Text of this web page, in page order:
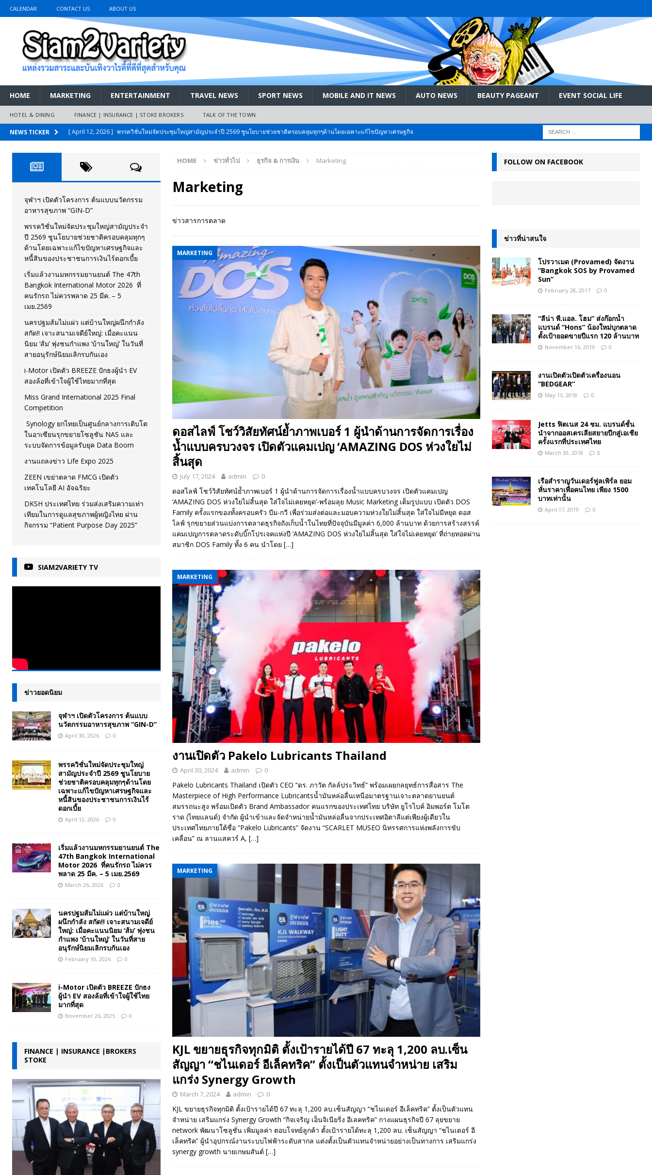
CALENDAR CONTACT US ABOUT US
HOME MARKETING ENTERTAINMENT TRAVEL NEWS SPORT NEWS MOBILE AND IT NEWS AUTO NEWS BEAUTY PAGEANT EVENT SOCIAL LIFE
HOTEL & DINING FINANCE | INSURANCE | STOKE BROKERS TALK OF THE TOWN
NEWS TICKER [ April 12, 2026 ] พรรควิชั่นใหม่จัดประชุมใหญ่สามัญประจำปี 2569 ชูนโยบายช่วยชาติครอบคลุมทุกๆด้านโดยเฉพาะแก้ไขปัญหาเศรษฐกิจ
[ March 26, 2026 ]
เริ่มแล้วงานมหกรรมยานยนต์ The 47th Bangkok International Motor 2026 ที่คนรักรถ ไม่ควรพลาด 25 มีค. – 5
เมย.2569
AUTO NEWS
[ February 10, 2026 ] นครปฐมส้มไม่แผ่ว แต่บ้านใหญ่ผนึกกำลัง สกัด!! เจาะสนามเจดีย์ใหญ่: เมื่อคะแนนนิยม ‘ส้ม’ พุ่งชนกำแพง ‘บ้านใหญ่’ ใน
วันที่สายอนุรักษ์นิยมเลิกรบกันเอง
[ November 26, 2025 ] i-Motor เปิดตัว BREEZE ปักธงผู้นำ EV สองล้อที่เข้าใจผู้ใช้ไทยมากที่สุด
[ April 30, 2026 ] จุฬาฯ เปิดตัวโครงการ ต้นแบบนวัตกรรมอาหารสุขภาพ “GIN-D” EVENT SOCIAL LIFE
HOME ข่าวทั่วไป ธุรกิจ & การเงิน Marketing
Marketing
ข่าวสารการตลาด
MARKETING
ดอสไลฟ์ โชว์วิสัยทัศน์ย้ำภาพเบอร์ 1 ผู้นำด้านการจัดการเรื่อง
น้ำแบบครบวงจร เปิดตัวแคมเปญ ‘AMAZING DOS ห่วงใยไม่
สิ้นสุด
July 17, 2024 admin 0
ดอสไลฟ์ โชว์วิสัยทัศน์ย้ำภาพเบอร์ 1 ผู้นำด้านการจัดการเรื่องน้ำแบบครบวงจร เปิดตัวแคมเปญ
‘AMAZING DOS ห่วงใยไม่สิ้นสุด ใส่ใจไม่เคยหยุด’-พร้อมลุย Music Marketing เต็มรูปแบบ เปิดตัว DOS
Family ครั้งแรกของทั้งครอบครัว บีม-กวี เพื่อร่วมส่งต่อและมอบความห่วงใยไม่สิ้นสุด ใส่ใจไม่มีหยุด ดอส
ไลฟ์ รุกขยายส่วนแบ่งการตลาดธุรกิจถังเก็บน้ำในไทยที่ปัจจุบันมีมูลค่า 6,000 ล้านบาท ด้วยการสร้างสรรค์
แคมเปญการตลาดระดับบิ๊กโปรเจคแห่งปี ‘AMAZING DOS ห่วงใยไม่สิ้นสุด ใส่ใจไม่เคยหยุด’ ที่ถ่ายทอดผ่าน
สมาชิก DOS Family ทั้ง 6 คน นำโดย […]
MARKETING
งานเปิดตัว Pakelo Lubricants Thailand
April 30, 2024 admin 0
Pakelo Lubricants Thailand เปิดตัว CEO “ดร. ภาวัต กัลล์ประวิทธ์” พร้อมเผยกลยุทธ์การสื่อสาร The
Masterpiece of High Performance Lubricantsน้ำมันหล่อลื่นเหนือมาตรฐานเจาะตลาดยานยนต์
สมรรถนะสูง พร้อมเปิดตัว Brand Ambassador คนแรกของประเทศไทย บริษัท ยูโรไบค์ อิมพอร์ต โมโต
ราด (ไทยแลนด์) จำกัด ผู้นำเข้าและจัดจำหน่ายน้ำมันหล่อลื่นจากประเทศอิตาลีแต่เพียงผู้เดียวใน
ประเทศไทยภายใต้ชื่อ “Pakelo Lubricants” จัดงาน “SCARLET MUSEO นิทรรศการแห่งพลังการขับ
เคลื่อน” ณ ลานแสควร์ A, […]
MARKETING
KJL ขยายธุรกิจทุกมิติ ตั้งเป้ารายได้ปี 67 ทะลุ 1,200 ลบ.เซ็น
สัญญา “ชไนเดอร์ อีเล็คทริค” ตั้งเป็นตัวแทนจำหน่าย เสริม
แกร่ง Synergy Growth
March 7, 2024 admin 0
KJL ขยายธุรกิจทุกมิติ ตั้งเป้ารายได้ปี 67 ทะลุ 1,200 ลบ.เซ็นสัญญา “ชไนเดอร์ อีเล็คทริค” ตั้งเป็นตัวแทน
จำหน่าย เสริมแกร่ง Synergy Growth “กิจเจริญ เอ็นจิเนียริ่ง อีเลคทริค” กางแผนธุรกิจปี 67 ลุยขยาย
network พัฒนาโซลูชั่น เพิ่มมูลค่า ตอบโจทย์ลูกค้า ตั้งเป้ารายได้ทะลุ 1,200 ลบ. เซ็นสัญญา “ชไนเดอร์ อี
เล็คทริค” ผู้นำอุปกรณ์งานระบบไฟฟ้าระดับสากล แต่งตั้งเป็นตัวแทนจำหน่ายอย่างเป็นทางการ เสริมแกร่ง
synergy growth นายเกษมสันต์ […]
จุฬาฯ เปิดตัวโครงการ ต้นแบบนวัตกรรม
อาหารสุขภาพ “GIN-D”
พรรควิชั่นใหม่จัดประชุมใหญ่สามัญประจำ
ปี 2569 ชูนโยบายช่วยชาติครอบคลุมทุกๆ
ด้านโดยเฉพาะแก้ไขปัญหาเศรษฐกิจและ
หนี้สินของประชาชนการเงินไร้ดอกเบี้ย
เริ่มแล้วงานมหกรรมยานยนต์ The 47th
Bangkok International Motor 2026 ที่
คนรักรถ ไม่ควรพลาด 25 มีค. – 5
เมย.2569
นครปฐมส้มไม่แผ่ว แต่บ้านใหญ่ผนึกกำลัง
สกัด!! เจาะสนามเจดีย์ใหญ่: เมื่อคะแนน
นิยม ‘ส้ม’ พุ่งชนกำแพง ‘บ้านใหญ่’ ในวันที่
สายอนุรักษ์นิยมเลิกรบกันเอง
i-Motor เปิดตัว BREEZE ปักธงผู้นำ EV
สองล้อที่เข้าใจผู้ใช้ไทยมากที่สุด
Miss Grand International 2025 Final
Competition
Synology ยกไทยเป็นศูนย์กลางการเติบโต
ในอาเซียนรุกขยายโซลูชัน NAS และ
ระบบจัดการข้อมูลรับยุค Data Boom
งานแถลงข่าว Life Expo 2025
ZEEN เขย่าตลาด FMCG เปิดตัว
เทคโนโลยี AI อัจฉริยะ
DKSH ประเทศไทย ร่วมส่งเสริมความเท่า
เทียมในการดูแลสุขภาพผู้หญิงไทย ผ่าน
กิจกรรม “Patient Purpose Day 2025”
SIAM2VARIETY TV
ข่าวยอดนิยม
จุฬาฯ เปิดตัวโครงการ ต้นแบบ
นวัตกรรมอาหารสุขภาพ “GIN-D”
April 30, 2026 0
พรรควิชั่นใหม่จัดประชุมใหญ่
สามัญประจำปี 2569 ชูนโยบาย
ช่วยชาติครอบคลุมทุกๆด้านโดย
เฉพาะแก้ไขปัญหาเศรษฐกิจและ
หนี้สินของประชาชนการเงินไร้
ดอกเบี้ย
April 12, 2026 0
เริ่มแล้วงานมหกรรมยานยนต์ The
47th Bangkok International
Motor 2026 ที่คนรักรถ ไม่ควร
พลาด 25 มีค. – 5 เมย.2569
March 26, 2026 0
นครปฐมส้มไม่แผ่ว แต่บ้านใหญ่
ผนึกกำลัง สกัด!! เจาะสนามเจดีย์
ใหญ่: เมื่อคะแนนนิยม ‘ส้ม’ พุ่งชน
กำแพง ‘บ้านใหญ่’ ในวันที่สาย
อนุรักษ์นิยมเลิกรบกันเอง
February 10, 2026 0
i-Motor เปิดตัว BREEZE ปักธง
ผู้นำ EV สองล้อที่เข้าใจผู้ใช้ไทย
มากที่สุด
November 26, 2025 0
FINANCE | INSURANCE |BROKERS
STOKE
FOLLOW ON FACEBOOK
ข่าวที่น่าสนใจ
โปรวาเมด (Provamed) จัดงาน
“Bangkok SOS by Provamed
Sun”
February 28, 2017 0
“ลีน่า พี.แอล. โฮม” ส่งก๊อกน้ำ
แบรนด์ “Hons” น้องใหม่บุกตลาด
ตั้งเป้ายอดขายปีแรก 120 ล้านบาท
November 16, 2019 0
งานเปิดตัวเปิดตัวเครื่องนอน
“BEDGEAR”
May 13, 2018 0
Jetts ฟิตเนส 24 ชม. แบรนด์ชั้น
นำจากออสเตรเลียสยายปีกสู่เอเชีย
ครั้งแรกที่ประเทศไทย
March 30, 2018 0
เรือสำราญวันเดอร์ฟูลเพิร์ล ยอม
หั่นราคาเพื่อคนไทย เพียง 1500
บาทเท่านั้น
April 17, 2019 0